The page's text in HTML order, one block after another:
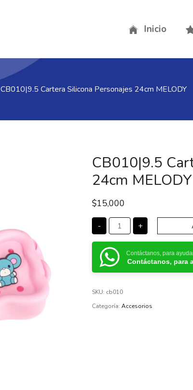
Inicio
CB010|9.5 Cartera Silicona Personajes 24cm MELODY
CB010|9.5
24cm MELODY
$15,000
- +
Contáctanos, para
Contáctanos, para
SKU: cb010
Categoría: Accesorios